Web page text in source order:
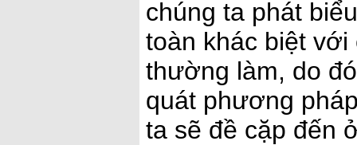
chúng ta phát
toàn khác biệt với
thường làm, do
quát phương
ta sẽ đề cặp đến